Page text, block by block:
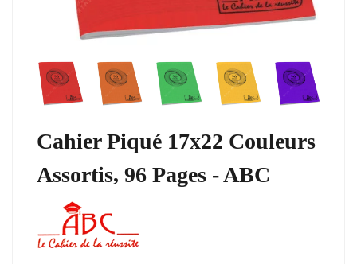
Cahier Piqué 17x22 Couleurs
Assortis, 96 Pages - ABC